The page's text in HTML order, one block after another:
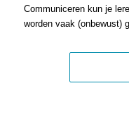
Communiceren kun je
worden vaak (onbewust)